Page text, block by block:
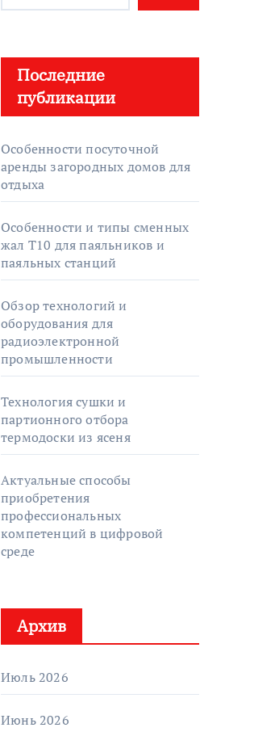
Последние
публикации
Особенности посуточной
аренды загородных домов для
отдыха
Особенности и типы сменных
жал T10 для паяльников и
паяльных станций
Обзор технологий и
оборудования для
радиоэлектронной
промышленности
Технология сушки и
партионного отбора
термодоски из ясеня
Актуальные способы
приобретения
профессиональных
компетенций в цифровой
среде
Архив
Июль 2026
Июнь 2026